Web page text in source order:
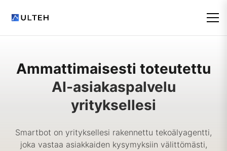
Ammattimaisesti toteutettu
AI-asiakaspalvelu
yrityksellesi
Smartbot on yrityksellesi rakennettu tekoälyagentti,
joka vastaa asiakkaiden kysymyksiin välittömästi,